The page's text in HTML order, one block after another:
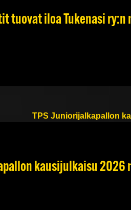
tuovat iloa Tukenasi
kausijulkaisu 2026